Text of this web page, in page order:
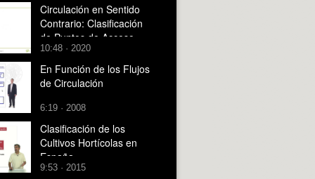
Circulación en Sentido
Contrario: Clasificación
de Puntos de Acceso
10:48 · 2020
En Función de los Flujos
de Circulación
6:19 · 2008
Clasificación de los
Cultivos Hortícolas en
España
9:53 · 2015